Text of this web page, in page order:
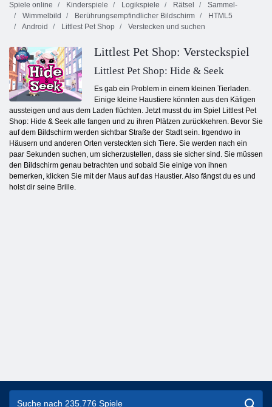
Spiele online
Kinderspiele Logikspiele Rätsel
Sammel-
Wimmelbild
Berührungsempfindlicher Bildschirm
HTML5
Android
Littlest Pet Shop Verstecken und suchen
Littlest Pet Shop: Versteckspiel
Littlest Pet Shop: Hide & Seek
Es gab ein Problem in einem kleinen Tierladen.
Einige kleine Haustiere könnten aus den Käfigen
aussteigen und aus dem Laden flüchten. Jetzt musst du im Spiel Littlest Pet
Shop: Hide & Seek alle fangen und zu ihren Plätzen zurückkehren. Bevor Sie
auf dem Bildschirm werden sichtbar Straße der Stadt sein. Irgendwo in
Häusern und anderen Orten versteckten sich Tiere. Sie werden nach ein
paar Sekunden suchen, um sicherzustellen, dass sie sicher sind. Sie müssen
den Bildschirm genau betrachten und sobald Sie einige von ihnen
bemerken, klicken Sie mit der Maus auf das Haustier. Also fängst du es und
holst dir seine Brille.